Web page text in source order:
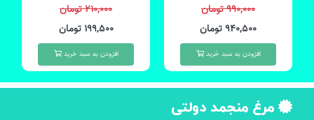
۹۹۰,۰۰۰ تومان
۹۴۰,۵۰۰ تومان
افزودن به سبد خرید
۲۱۰,۰۰۰ تومان
۱۹۹,۵۰۰ تومان
افزودن به سبد خرید
مرغ منجمد دولتی